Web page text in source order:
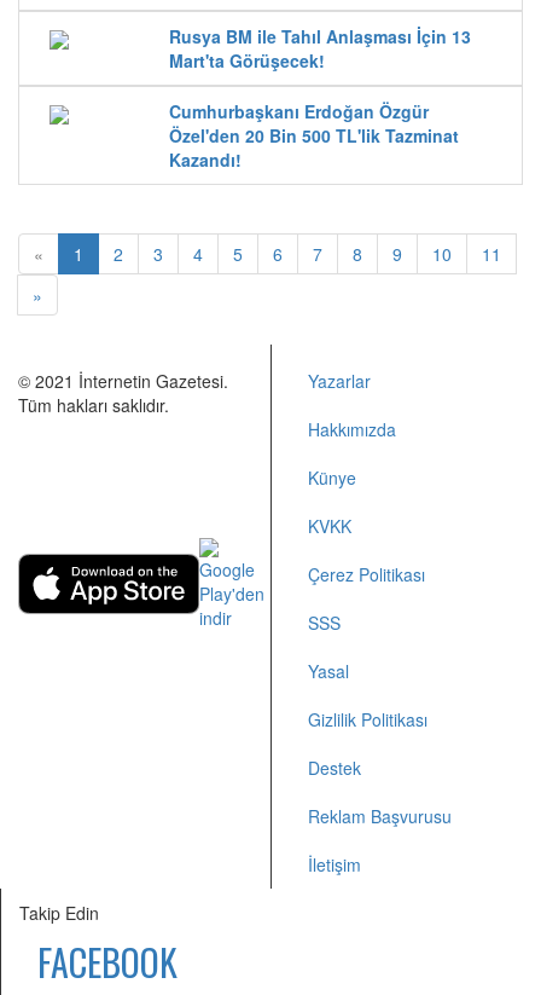
Rusya BM ile Tahıl Anlaşması İçin 13
Mart'ta Görüşecek!
Cumhurbaşkanı Erdoğan Özgür
Özel'den 20 Bin 500 TL'lik Tazminat
Kazandı!
« 1 2 3 4 5 6 7 8 9 10
11
»
© 2021 İnternetin Gazetesi.
Tüm hakları saklıdır.
Yazarlar
Hakkımızda
Künye
KVKK
Çerez Politikası
SSS
Yasal
Gizlilik Politikası
Destek
Reklam Başvurusu
İletişim
Takip Edin
FACEBOOK